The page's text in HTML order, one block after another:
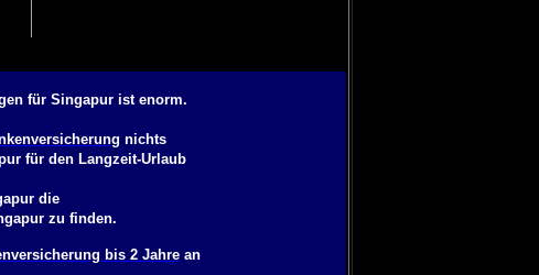
für Singapur ist enorm.
nichts
für den Langzeit-Urlaub
die
zu finden.
bis 2 Jahrean